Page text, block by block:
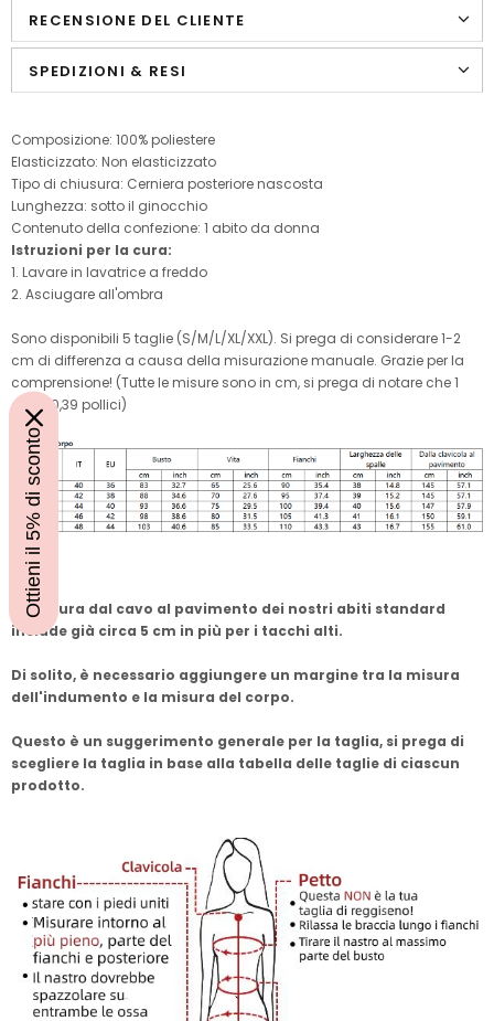
RECENSIONE DEL CLIENTE
SPEDIZIONI & RESI
Composizione: 100% poliestere
Elasticizzato: Non elasticizzato
Tipo di chiusura: Cerniera posteriore nascosta
Lunghezza: sotto il ginocchio
Contenuto della confezione: 1 abito da donna
Istruzioni per la cura:
1. Lavare in lavatrice a freddo
2. Asciugare all'ombra
Sono disponibili 5 taglie (S/M/L/XL/XXL). Si prega di considerare 1-2
cm di differenza a causa della misurazione manuale. Grazie per la
comprensione! (Tutte le misure sono in cm, si prega di notare che 1
cm = 0,39 pollici)
Nota:
La misura dal cavo al pavimento dei nostri abiti standard
include già circa 5 cm in più per i tacchi alti.
Di solito, è necessario aggiungere un margine tra la misura
dell'indumento e la misura del corpo.
Questo è un suggerimento generale per la taglia, si prega di
scegliere la taglia in base alla tabella delle taglie di ciascun
prodotto.
Ottieni il 5% di sconto